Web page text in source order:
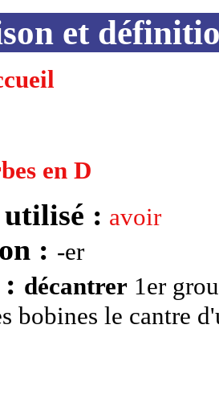
et
en D
: avoir
: -er
décantrer 1er
bobines le cantre